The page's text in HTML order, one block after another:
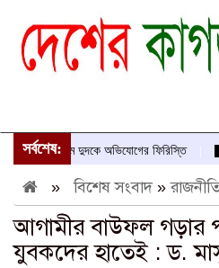
সর্বশেষ:
নামে দুদকে অভিযোগের ফিরিস্তি
»বিশেষ সংবাদ»
আগামীর বাউফল গড়ার
যুবকদের হাতেই : ড.